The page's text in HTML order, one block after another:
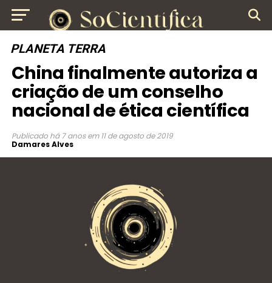
PLANETA TERRA
China finalmente autoriza a
criação de um conselho
nacional de ética científica
Publicado há 7 anos em 11 de agosto de 2019
Damares Alves